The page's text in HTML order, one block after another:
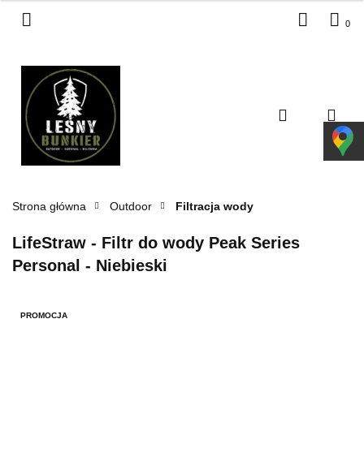
Dodaj zgłoszenie
0
Strona główna Outdoor Filtracja wody
LifeStraw - Filtr do wody Peak Series
Personal - Niebieski
PROMOCJA